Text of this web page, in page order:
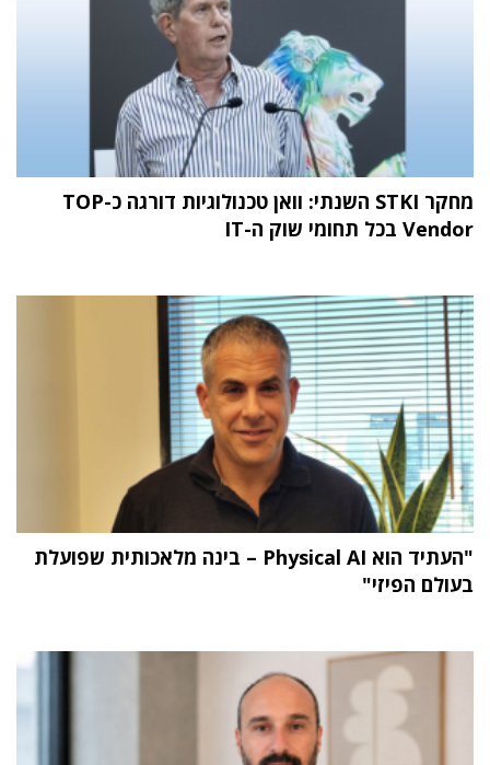
מחקר STKI השנתי: וואן טכנולוגיות דורגה כ-TOP
Vendor בכל תחומי שוק ה-IT
"העתיד הוא Physical AI – בינה מלאכותית שפועלת
בעולם הפיזי"